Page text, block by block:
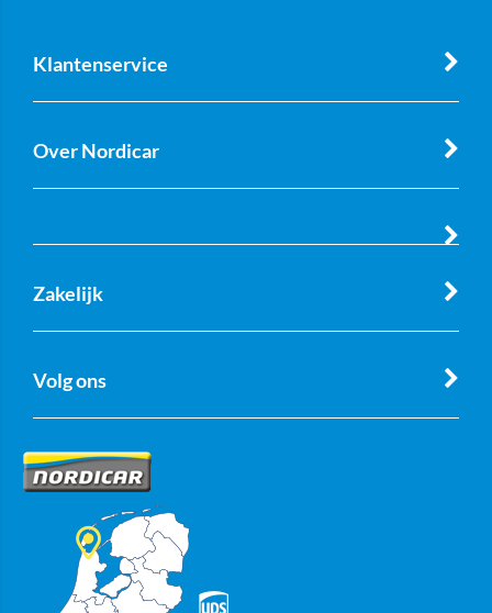
Klantenservice
Over Nordicar
Zakelijk
Volg ons